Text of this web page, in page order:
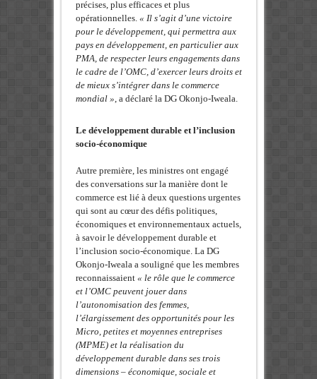
précises, plus efficaces et plus
opérationnelles. « Il s’agit d’une victoire
pour le développement, qui permettra aux
pays en développement, en particulier aux
PMA, de respecter leurs engagements dans
le cadre de l’OMC, d’exercer leurs droits et
de mieux s’intégrer dans le commerce
mondial », a déclaré la DG Okonjo-Iweala.
Le développement durable et l’inclusion
socio-économique
Autre première, les ministres ont engagé
des conversations sur la manière dont le
commerce est lié à deux questions urgentes
qui sont au cœur des défis politiques,
économiques et environnementaux actuels,
à savoir le développement durable et
l’inclusion socio-économique. La DG
Okonjo-Iweala a souligné que les membres
reconnaissaient « le rôle que le commerce
et l’OMC peuvent jouer dans
l’autonomisation des femmes,
l’élargissement des opportunités pour les
Micro, petites et moyennes entreprises
(MPME) et la réalisation du
développement durable dans ses trois
dimensions – économique, sociale et